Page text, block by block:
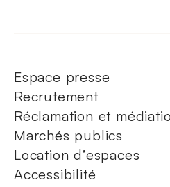
Espace presse
Recrutement
Réclamation et
Marchés publics
Location d’espaces
Accessibilité